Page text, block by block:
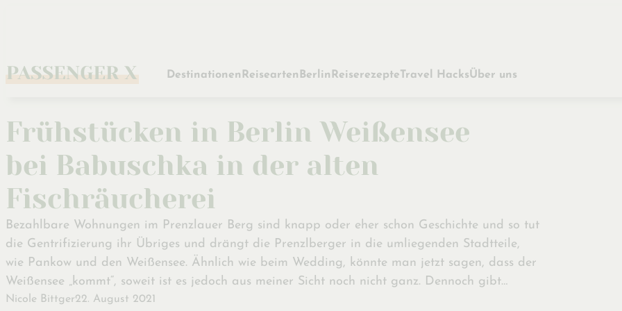
Destinationen Reisearten Berlin Reiserezepte Travel HacksÜber uns
Frühstücken in Berlin Weißensee
bei Babuschka in der alten
Fischräucherei
Bezahlbare Wohnungen im Prenzlauer Berg sind knapp oder eher schon Geschichte und so tut
die Gentrifizierung ihr Übriges und drängt die Prenzlberger in die umliegenden Stadtteile,
wie Pankow und den Weißensee. Ähnlich wie beim Wedding, könnte man jetzt sagen, dass der
Weißensee „kommt“, soweit ist es jedoch aus meiner Sicht noch nicht ganz. Dennoch gibt…
Nicole Bittger22. August 2021